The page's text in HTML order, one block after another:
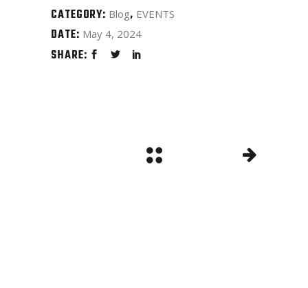
CATEGORY: Blog EVENTS
DATE: May 4, 2024
SHARE: